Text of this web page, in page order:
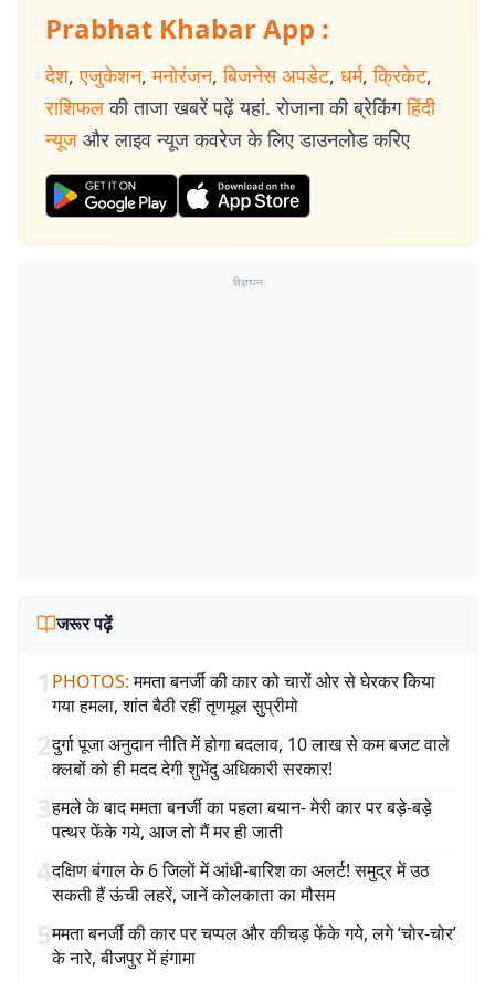
Prabhat Khabar App :
देश, एजुकेशन, मनोरंजन, बिजनेस अपडेट, धर्म, क्रिकेट,
राशिफल की ताजा खबरें पढ़ें यहां. रोजाना की ब्रेकिंग हिंदी
न्यूज और लाइव न्यूज कवरेज के लिए डाउनलोड करिए
विज्ञापन
जरूर पढ़ें
1 PHOTOS: ममता बनर्जी की कार को चारों ओर से घेरकर किया
गया हमला, शांत बैठी रहीं तृणमूल सुप्रीमो
2दुर्गा पूजा अनुदान नीति में होगा बदलाव, 10 लाख से कम बजट वाले
क्लबों को ही मदद देगी शुभेंदु अधिकारी सरकार!
3हमले के बाद ममता बनर्जी का पहला बयान- मेरी कार पर बड़े-बड़े
पत्थर फेंके गये, आज तो मैं मर ही जाती
4दक्षिण बंगाल के 6 जिलों में आंधी-बारिश का अलर्ट! समुद्र में उठ
सकती हैं ऊंची लहरें, जानें कोलकाता का मौसम
5ममता बनर्जी की कार पर चप्पल और कीचड़ फेंके गये, लगे ‘चोर-चोर’
के नारे, बीजपुर में हंगामा